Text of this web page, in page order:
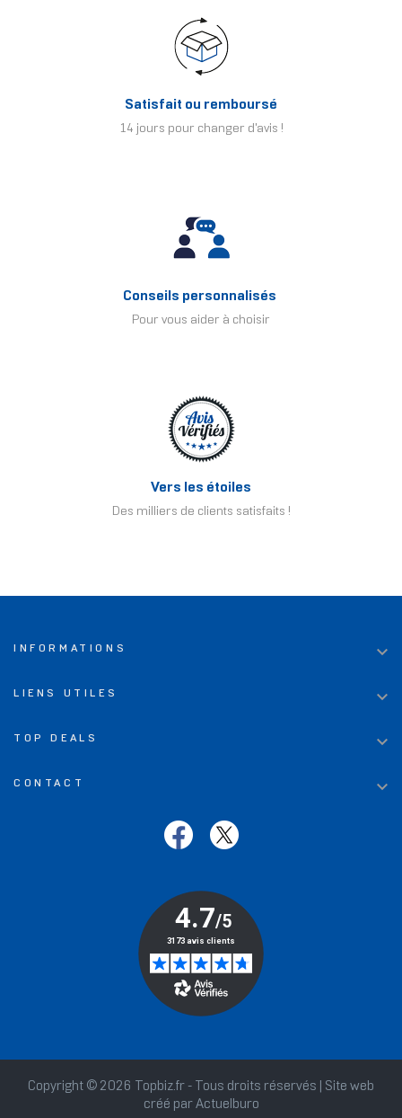
Satisfait ou remboursé
14 jours pour changer d'avis !
Conseils personnalisés
Pour vous aider à choisir
Vers les étoiles
Des milliers de clients satisfaits !
INFORMATIONS 
LIENS UTILES 
TOP DEALS 
CONTACT 
Copyright © 2026 Topbiz.fr - Tous droits réservés | Site web
créé par Actuelburo